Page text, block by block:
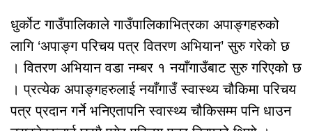
धुर्कोट गाउँपालिकाले गाउँपालिकाभित्रका अपाङ्गहरुको
लागि ‘अपाङ्ग परिचय पत्र वितरण अभियान’ सुरु गरेको छ
। वितरण अभियान वडा नम्बर १ नयाँगाउँबाट सुरु गरिएको छ
। प्रत्येक अपाङ्गहरुलाई नयाँगाउँ स्वास्थ्य चौकिमा परिचय
पत्र प्रदान गर्ने भनिएतापनि स्वास्थ्य चौकिसम्म पनि धाउन